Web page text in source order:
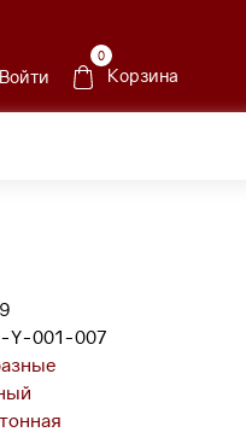
Войти
0
Корзина
Y-001-007